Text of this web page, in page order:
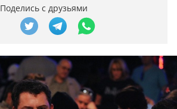
Поделись с друзьями